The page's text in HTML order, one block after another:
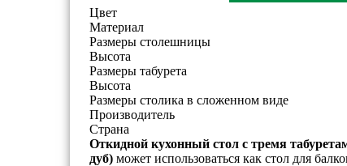
Цвет
Материал
Размеры столешницы
Высота
Размеры табурета
Высота
Размеры столика в сложенном виде
Производитель
Страна
Откидной кухонный стол с тремя
дуб) может использоваться как стол для